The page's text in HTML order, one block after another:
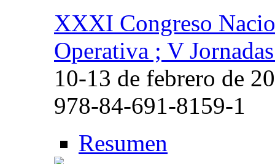
XXXI Congreso
Operativa ; V
10-13 de febrero de
978-84-691-8159-1
Resumen